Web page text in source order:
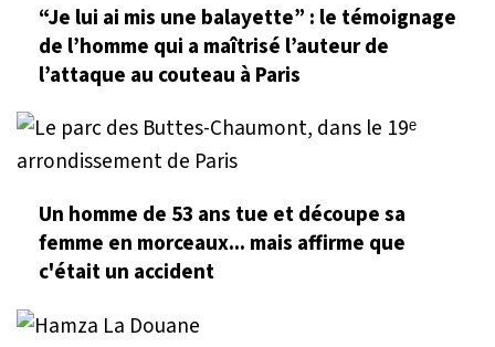
“Je lui ai mis une balayette” : le témoignage
de l’homme qui a maîtrisé l’auteur de
l’attaque au couteau à Paris
Un homme de 53 ans tue et découpe sa
femme en morceaux... mais affirme que
c'était un accident